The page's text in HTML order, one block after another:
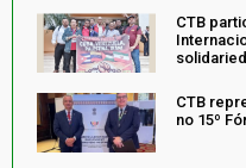
CTB
CTB
no 15º